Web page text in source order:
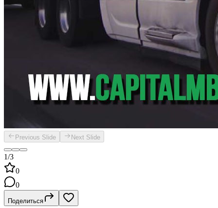
Previous Slide Next Slide
1/3
0
0
Поделиться